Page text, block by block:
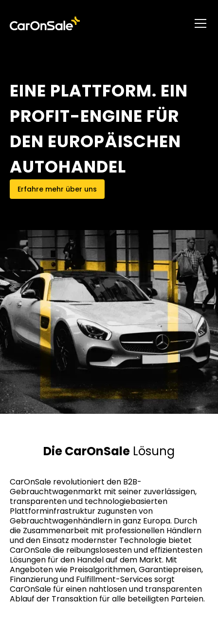
EINE PLATTFORM. EIN
PROFIT-ENGINE FÜR
DEN EUROPÄISCHEN
AUTOHANDEL
Erfahre mehr über uns
Die CarOnSale Lösung
CarOnSale revolutioniert den B2B-
Gebrauchtwagenmarkt mit seiner zuverlässigen,
transparenten und technologiebasierten
Plattforminfrastruktur zugunsten von
Gebrauchtwagenhändlern in ganz Europa. Durch
die Zusammenarbeit mit professionellen Händlern
und den Einsatz modernster Technologie bietet
CarOnSale die reibungslosesten und effizientesten
Lösungen für den Handel auf dem Markt. Mit
Angeboten wie Preisalgorithmen, Garantiepreisen,
Finanzierung und Fulfillment-Services sorgt
CarOnSale für einen nahtlosen und transparenten
Ablauf der Transaktion für alle beteiligten Parteien.